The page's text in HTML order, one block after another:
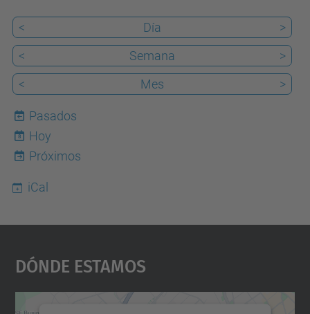
< Día
>
<
Semana
>
<
Mes >
Pasados
8
Hoy
Próximos
iCal
Dónde Estamos